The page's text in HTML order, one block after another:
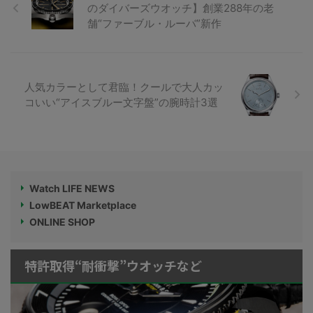
のダイバーズウオッチ】創業288年の老
舗“ファーブル・ルーバ”新作
人気カラーとして君臨！クールで大人カッ
コいい“アイスブルー文字盤”の腕時計3選
Watch LIFE NEWS
LowBEAT Marketplace
ONLINE SHOP
特許取得“耐衝撃”ウオッチなど